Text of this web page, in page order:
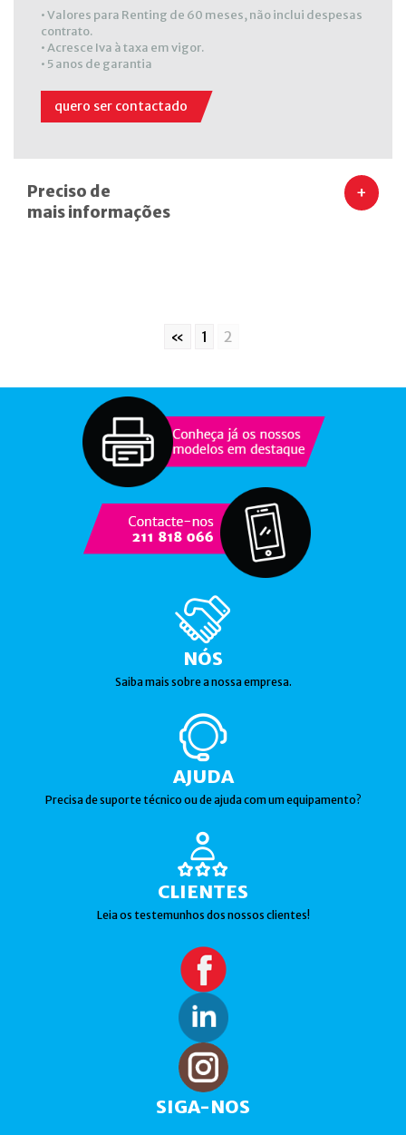
• Valores para Renting de 60 meses, não inclui despesas
contrato.
• Acresce Iva à taxa em vigor.
• 5 anos de garantia
quero ser contactado
Preciso de
mais informações
+
« 1 2
NÓS
Saiba mais sobre a nossa empresa.
AJUDA
Precisa de suporte técnico ou de ajuda com um equipamento?
CLIENTES
Leia os testemunhos dos nossos clientes!
SIGA-NOS